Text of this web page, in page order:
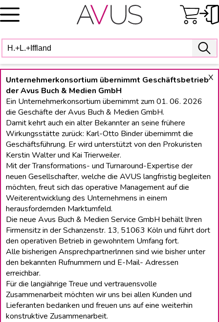
Skip
to
X
Unternehmerkonsortium übernimmt Geschäftsbetrieb
der Avus Buch & Medien GmbH
Ein Unternehmerkonsortium übernimmt zum 01. 06. 2026
die Geschäfte der Avus Buch & Medien GmbH.
Damit kehrt auch ein alter Bekannter an seine frühere
Wirkungsstätte zurück: Karl-Otto Binder übernimmt die
Geschäftsführung. Er wird unterstützt von den Prokuristen
Kerstin Walter und Kai Trierweiler.
Mit der Transformations- und Turnaround-Expertise der
neuen Gesellschafter, welche die AVUS langfristig begleiten
möchten, freut sich das operative Management auf die
Weiterentwicklung des Unternehmens in einem
herausfordernden Marktumfeld.
Die neue Avus Buch & Medien Service GmbH behält lhren
Firmensitz in der Schanzenstr. 13, 51063 Köln und führt dort
den operativen Betrieb in gewohntem Umfang fort.
Alle bisherigen Ansprechpartnerlnnen sind wie bisher unter
den bekannten Rufnummern und E-Mail- Adressen
erreichbar.
Für die langiährige Treue und vertrauensvolle
Zusammenarbeit möchten wir uns bei allen Kunden und
Lieferanten bedanken und freuen uns auf eine weiterhin
konstruktive Zusammenarbeit.